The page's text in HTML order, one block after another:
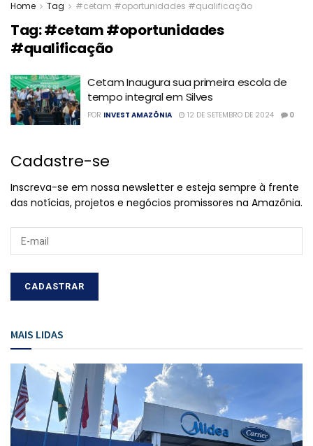
Home Tag #cetam #oportunidades #qualificação
Tag:#cetam #oportunidades
#qualificação
Cetam Inaugura sua primeira escola de
tempo integral em Silves
POR INVEST AMAZÔNIA 12 DE SETEMBRO DE 2024 0
Cadastre-se
Inscreva-se em nossa newsletter e esteja sempre à frente
das notícias, projetos e negócios promissores na Amazônia.
MAIS LIDAS